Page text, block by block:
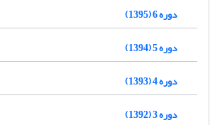
دوره 6 (1395)
دوره 5 (1394)
دوره 4 (1393)
دوره 3 (1392)